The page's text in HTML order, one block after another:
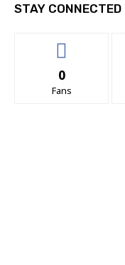
STAY CONNECTED
0
Fans